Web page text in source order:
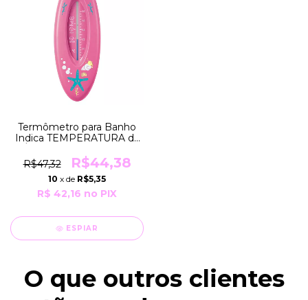
Termômetro para Banho
Indica TEMPERATURA da
Conforto do Bebê COR
Rosa Nuk
R$47,32 R$44,38
10 x de R$5,35
R$ 42,16 no PIX
ESPIAR
O que outros clientes